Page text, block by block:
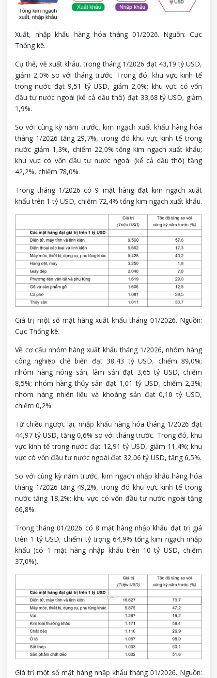
Xuất, nhập khẩu hàng hóa tháng 01/2026. Nguồn: Cục
Thống kê.
Cụ thể, về xuất khẩu, trong tháng 1/2026 đạt 43,19 tỷ USD,
giảm 2,0% so với tháng trước. Trong đó, khu vực kinh tế
trong nước đạt 9,51 tỷ USD, giảm 2,0%; khu vực có vốn
đầu tư nước ngoài (kể cả dầu thô) đạt 33,68 tỷ USD, giảm
1,9%.
So với cùng kỳ năm trước, kim ngạch xuất khẩu hàng hóa
tháng 1/2026 tăng 29,7%, trong đó khu vực kinh tế trong
nước giảm 1,3%, chiếm 22,0% tổng kim ngạch xuất khẩu;
khu vực có vốn đầu tư nước ngoài (kể cả dầu thô) tăng
42,2%, chiếm 78,0%.
Trong tháng 1/2026 có 9 mặt hàng đạt kim ngạch xuất
khẩu trên 1 tỷ USD, chiếm 72,4% tổng kim ngạch xuất khẩu.
Giá trị một số mặt hàng xuất khẩu tháng 01/2026. Nguồn:
Cục Thống kê.
Về cơ cấu nhóm hàng xuất khẩu tháng 1/2026, nhóm hàng
công nghiệp chế biến đạt 38,43 tỷ USD, chiếm 89,0%;
nhóm hàng nông sản, lâm sản đạt 3,65 tỷ USD, chiếm
8,5%; nhóm hàng thủy sản đạt 1,01 tỷ USD, chiếm 2,3%;
nhóm hàng nhiên liệu và khoáng sản đạt 0,10 tỷ USD,
chiếm 0,2%.
Từ chiều ngược lại, nhập khẩu hàng hóa tháng 1/2026 đạt
44,97 tỷ USD, tăng 0,6% so với tháng trước. Trong đó, khu
vực kinh tế trong nước đạt 12,91 tỷ USD, giảm 11,4%; khu
vực có vốn đầu tư nước ngoài đạt 32,06 tỷ USD, tăng 6,5%.
So với cùng kỳ năm trước, kim ngạch nhập khẩu hàng hóa
tháng 1/2026 tăng 49,2%, trong đó khu vực kinh tế trong
nước tăng 18,2%; khu vực có vốn đầu tư nước ngoài tăng
66,8%.
Trong tháng 01/2026 có 8 mặt hàng nhập khẩu đạt trị giá
trên 1 tỷ USD, chiếm tỷ trọng 64,9% tổng kim ngạch nhập
khẩu (có 1 mặt hàng nhập khẩu trên 10 tỷ USD, chiếm
37,0%).
Giá trị một số mặt hàng nhập khẩu tháng 01/2026. Nguồn: